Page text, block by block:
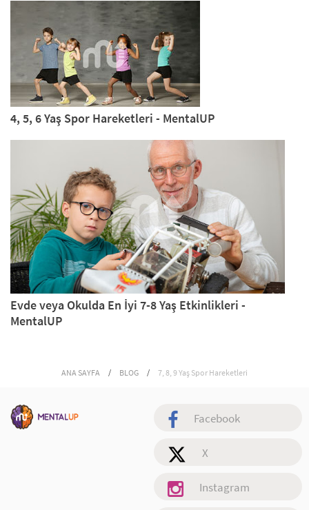
4, 5, 6 Yaş Spor Hareketleri - MentalUP
Evde veya Okulda En İyi 7-8 Yaş Etkinlikleri -
MentalUP
ANA SAYFA / BLOG / 7, 8, 9 Yaş Spor Hareketleri
Facebook
X
Instagram